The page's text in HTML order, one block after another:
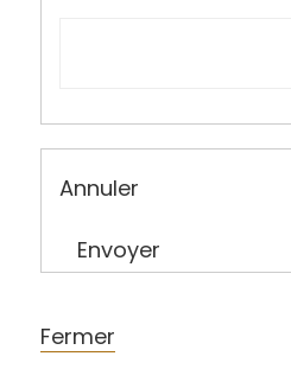
Annuler
Envoyer
Fermer